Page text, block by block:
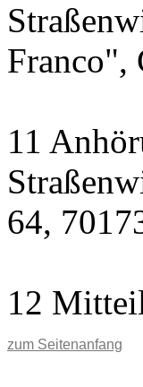
Franco",
11
64,
12
zum Seitenanfang